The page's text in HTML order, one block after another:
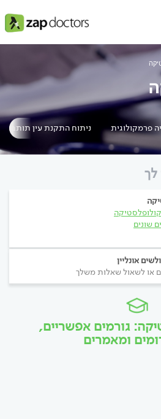
פרמקולוגית ניתוח התקנת עין תותבת
לך
שונים
אונליין
או לשאול שאלות משלך
גורמים אפשריים,
ומאמרים